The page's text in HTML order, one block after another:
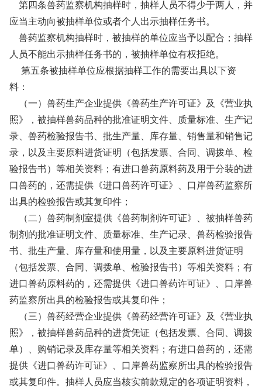
第四条兽药监察机构抽样时，抽样人员不得少于两人，并
应当主动向被抽样单位或者个人出示抽样任务书。
兽药监察机构抽样时，被抽样的单位应当予以配合；抽样
人员不能出示抽样任务书的，被抽样单位有权拒绝。
第五条被抽样单位应根据抽样工作的需要出具以下资
料：
（一）兽药生产企业提供《兽药生产许可证》及《营业执
照》，被抽样兽药品种的批准证明文件、质量标准、生产记
录、兽药检验报告书、批生产量、库存量、销售量和销售记
录，以及主要原料进货证明（包括发票、合同、调拨单、检
验报告书）等相关资料；有进口兽药原料药及用于分装的进
口兽药的，还需提供《进口兽药许可证》、口岸兽药监察所
出具的检验报告或其复印件；
（二）兽药制剂室提供《兽药制剂许可证》、被抽样兽药
制剂的批准证明文件、质量标准、生产记录、兽药检验报告
书、批生产量、库存量和使用量，以及主要原料进货证明
（包括发票、合同、调拨单、检验报告书）等相关资料；有
进口兽药原料药的，还需提供《进口兽药许可证》、口岸兽
药监察所出具的检验报告或其复印件；
（三）兽药经营企业提供《兽药经营许可证》及《营业执
照》，被抽样兽药品种的进货凭证（包括发票、合同、调拨
单）、购销记录及库存量等相关资料；有进口兽药的，还需
提供《进口兽药许可证》、口岸兽药监察所出具的检验报告
或其复印件。抽样人员应当核实前款规定的各项证明资料，